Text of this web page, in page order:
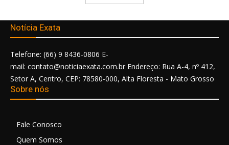
Notícia Exata
Telefone: (66) 9 8436-0806 E-
mail: contato@noticiaexata.com.br Endereço: Rua A-4, nº 412,
Setor A, Centro, CEP: 78580-000, Alta Floresta - Mato Grosso
Sobre nós
Fale Conosco
Quem Somos